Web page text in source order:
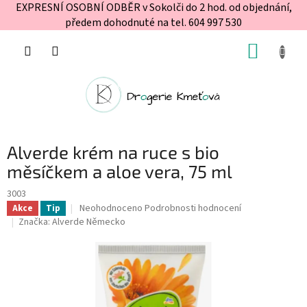
EXPRESNÍ OSOBNÍ ODBĚR v Sokolči do 2 hod. od objednání,
předem dohodnuté na tel. 604 997 530
Alverde krém na ruce s bio
měsíčkem a aloe vera, 75 ml
3003
Akce Tip
Průměrné
hodnocení
hvězdiček.
Neohodnoceno Podrobnosti hodnocení
Značka: Alverde Německo